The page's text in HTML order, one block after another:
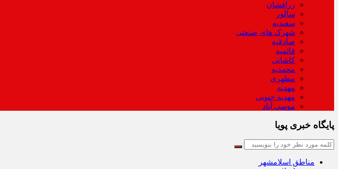
زرافشان
سالور
سعیدیه
شهرک های صنعتی
صادقیه
قائمیه
کاشانی
محمدیه
مطهری
مهدیه
مهدیه جنوبی
موسی آباد
پایگاه خبری پویا
مناطق اسلامشهر